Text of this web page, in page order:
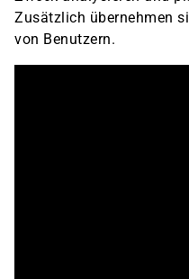
Zusätzlich übernehmen
von Benutzern.